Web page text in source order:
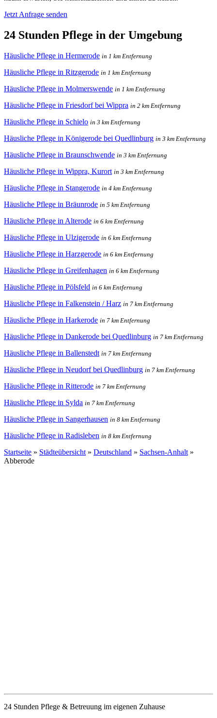
Jetzt Anfrage senden
24 Stunden Pflege in der Umgebung
Häusliche Pflege in Hermerode in 1 km Entfernung
Häusliche Pflege in Ritzgerode in 1 km Entfernung
Häusliche Pflege in Molmerswende in 1 km Entfernung
Häusliche Pflege in Friesdorf bei Wippra in 2 km Entfernung
Häusliche Pflege in Schielo in 3 km Entfernung
Häusliche Pflege in Königerode bei Quedlinburg in 3 km Entfernung
Häusliche Pflege in Braunschwende in 3 km Entfernung
Häusliche Pflege in Wippra, Kurort in 3 km Entfernung
Häusliche Pflege in Stangerode in 4 km Entfernung
Häusliche Pflege in Bräunrode in 5 km Entfernung
Häusliche Pflege in Alterode in 6 km Entfernung
Häusliche Pflege in Ulzigerode in 6 km Entfernung
Häusliche Pflege in Harzgerode in 6 km Entfernung
Häusliche Pflege in Greifenhagen in 6 km Entfernung
Häusliche Pflege in Pölsfeld in 6 km Entfernung
Häusliche Pflege in Falkenstein / Harz in 7 km Entfernung
Häusliche Pflege in Harkerode in 7 km Entfernung
Häusliche Pflege in Dankerode bei Quedlinburg in 7 km Entfernung
Häusliche Pflege in Ballenstedt in 7 km Entfernung
Häusliche Pflege in Neudorf bei Quedlinburg in 7 km Entfernung
Häusliche Pflege in Ritterode in 7 km Entfernung
Häusliche Pflege in Sylda in 7 km Entfernung
Häusliche Pflege in Sangerhausen in 8 km Entfernung
Häusliche Pflege in Radisleben in 8 km Entfernung
Startseite » Städteübersicht » Deutschland » Sachsen-Anhalt »
Abberode
24 Stunden Pflege & Betreuung im eigenen Zuhause